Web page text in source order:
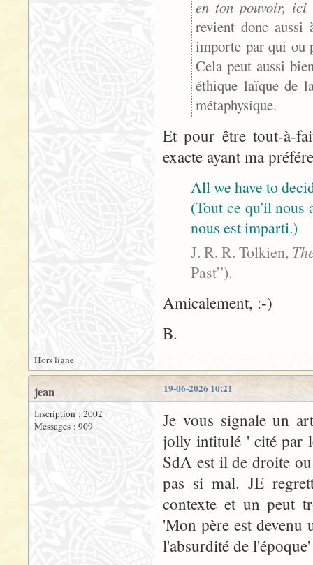
en ton pouvoir, ici
revient donc
importe par qui ou
Cela peut aussi
éthique laïque de
métaphysique.
Et pour être tout-à-
exacte ayant ma
All we have to
(Tout ce qu'il nous
nous est imparti.)
J. R. R. Tolkien,
Past”).
Amicalement, :-)
B.
Hors ligne
19-06-2026 10:21
jean
Inscription : 2002
Messages : 909
Je vous signale un
jolly intitulé ' cité par
SdA est il de droite
pas si mal. JE
contexte et un peut
'Mon père est devenu
l'absurdité de l'époque'